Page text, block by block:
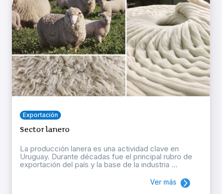
Exportación
Sector lanero
La producción lanera es una actividad clave en
Uruguay. Durante décadas fue el principal rubro de
exportación del país y la base de la industria ...
Ver más